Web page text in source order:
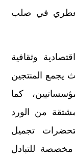
في صلب
وثقافية
يجمع المنتجين
كما
من الورد
تجميل
للتبادل